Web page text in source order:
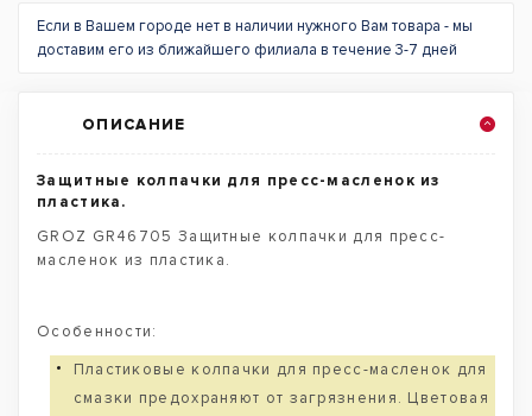
Если в Вашем городе нет в наличии нужного Вам товара - мы
доставим его из ближайшего филиала в течение 3-7 дней
ОПИСАНИЕ
Защитные колпачки для пресс-масленок из
пластика.
GROZ GR46705 Защитные колпачки для пресс-
масленок из пластика.
Особенности:
Пластиковые колпачки для пресс-масленок для
смазки предохраняют от загрязнения. Цветовая